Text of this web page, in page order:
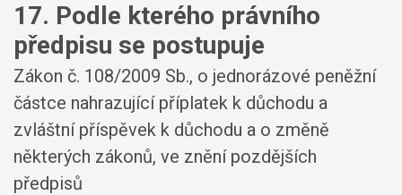
17. Podle kterého právního
předpisu se postupuje
Zákon č. 108/2009 Sb., o jednorázové peněžní
částce nahrazující příplatek k důchodu a
zvláštní příspěvek k důchodu a o změně
některých zákonů, ve znění pozdějších
předpisů